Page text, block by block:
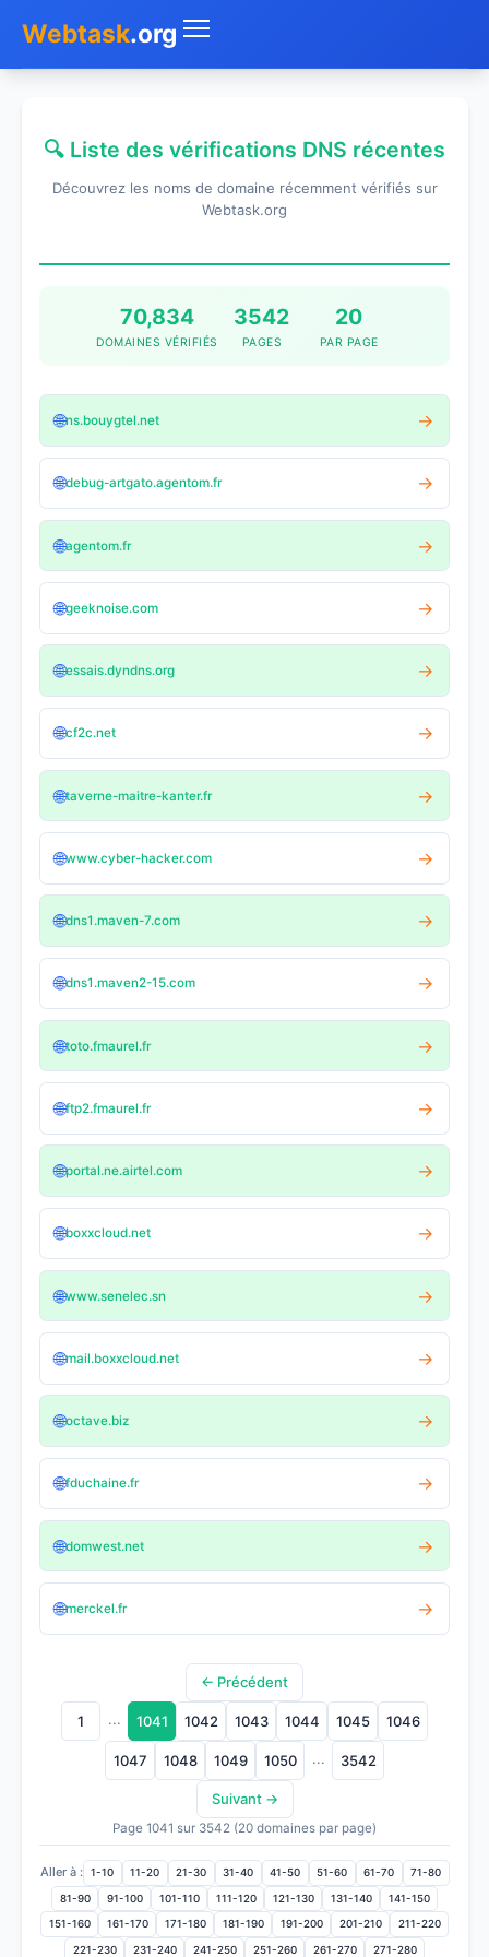
Webtask.org
Whois
SMS Gratuit
🔍 Liste des vérifications DNS récentes
Découvrez les noms de domaine récemment vérifiés sur
Webtask.org
70,834
DOMAINES VÉRIFIÉS
3542
PAGES
20
PAR PAGE
🌐ns.bouygtel.net →
🌐debug-artgato.agentom.fr →
🌐agentom.fr →
🌐geeknoise.com →
🌐essais.dyndns.org →
🌐cf2c.net →
🌐taverne-maitre-kanter.fr →
🌐www.cyber-hacker.com →
🌐dns1.maven-7.com →
🌐dns1.maven2-15.com →
🌐toto.fmaurel.fr →
🌐ftp2.fmaurel.fr →
🌐portal.ne.airtel.com →
🌐boxxcloud.net →
🌐www.senelec.sn →
🌐mail.boxxcloud.net →
🌐octave.biz →
🌐fduchaine.fr →
🌐domwest.net →
🌐merckel.fr →
← Précédent
1 ... 1041 1042 1043 1044 1045 1046
1047 1048 1049 1050 ... 3542
Suivant →
Page 1041 sur 3542 (20 domaines par page)
Aller à : 1-10 11-20 21-30 31-40 41-50 51-60 61-70 71-80
81-90 91-100 101-110 111-120 121-130 131-140 141-150
151-160 161-170 171-180 181-190 191-200 201-210 211-220
221-230 231-240 241-250 251-260 261-270 271-280